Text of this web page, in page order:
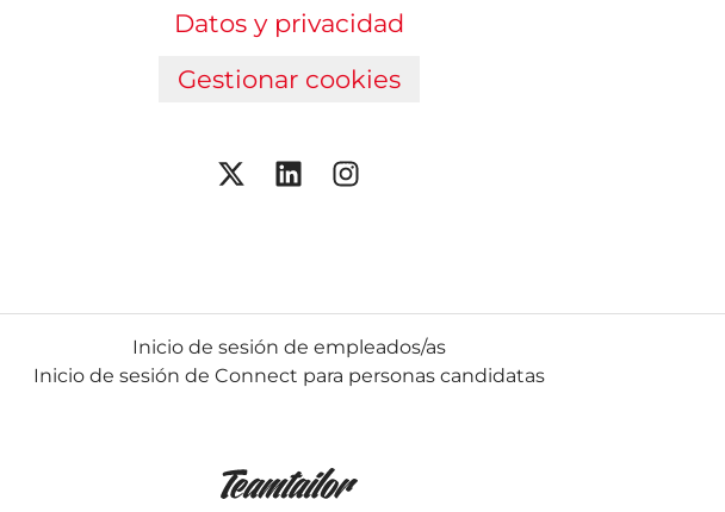
Datos y privacidad
Gestionar cookies
Inicio de sesión de empleados/as
Inicio de sesión de Connect para personas candidatas